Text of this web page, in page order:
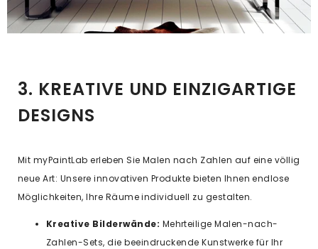
3. KREATIVE UND EINZIGARTIGE
DESIGNS
Mit myPaintLab erleben Sie Malen nach Zahlen auf eine völlig
neue Art: Unsere innovativen Produkte bieten Ihnen endlose
Möglichkeiten, Ihre Räume individuell zu gestalten.
Kreative Bilderwände: Mehrteilige Malen-nach-
Zahlen-Sets, die beeindruckende Kunstwerke für Ihr